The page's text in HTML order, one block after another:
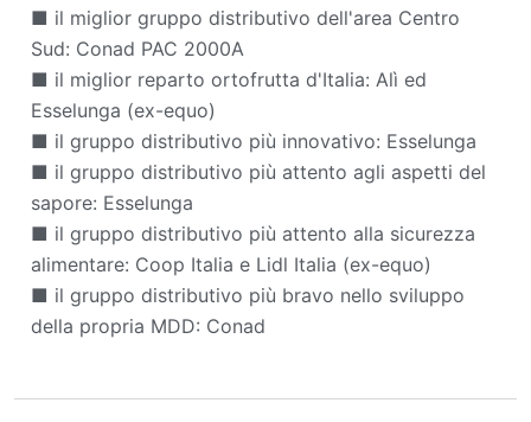
■ il miglior gruppo distributivo dell'area Centro
Sud: Conad PAC 2000A
■ il miglior reparto ortofrutta d'Italia: Alì ed
Esselunga (ex-equo)
■ il gruppo distributivo più innovativo: Esselunga
■ il gruppo distributivo più attento agli aspetti del
sapore: Esselunga
■ il gruppo distributivo più attento alla sicurezza
alimentare: Coop Italia e Lidl Italia (ex-equo)
■ il gruppo distributivo più bravo nello sviluppo
della propria MDD: Conad